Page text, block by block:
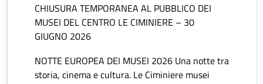
CHIUSURA TEMPORANEA AL PUBBLICO DEI
MUSEI DEL CENTRO LE CIMINIERE – 30
GIUGNO 2026
NOTTE EUROPEA DEI MUSEI 2026 Una notte tra
storia, cinema e cultura. Le Ciminiere musei